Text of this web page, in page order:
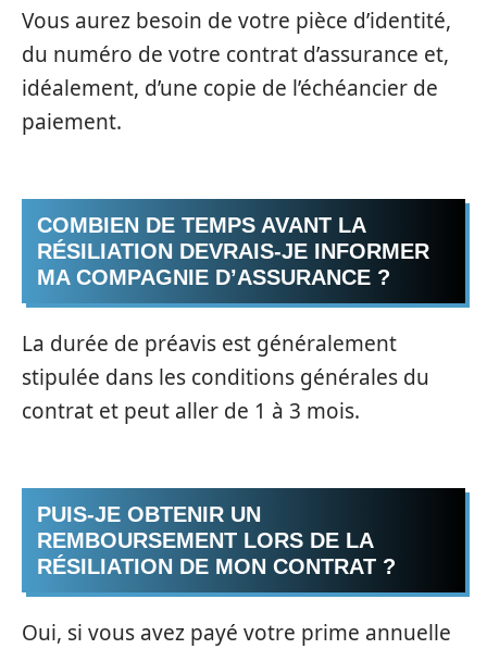
Vous aurez besoin de votre pièce d’identité,
du numéro de votre contrat d’assurance et,
idéalement, d’une copie de l’échéancier de
paiement.
COMBIEN DE TEMPS AVANT LA
RÉSILIATION DEVRAIS-JE INFORMER
MA COMPAGNIE D’ASSURANCE ?
La durée de préavis est généralement
stipulée dans les conditions générales du
contrat et peut aller de 1 à 3 mois.
PUIS-JE OBTENIR UN
REMBOURSEMENT LORS DE LA
RÉSILIATION DE MON CONTRAT ?
Oui, si vous avez payé votre prime annuelle